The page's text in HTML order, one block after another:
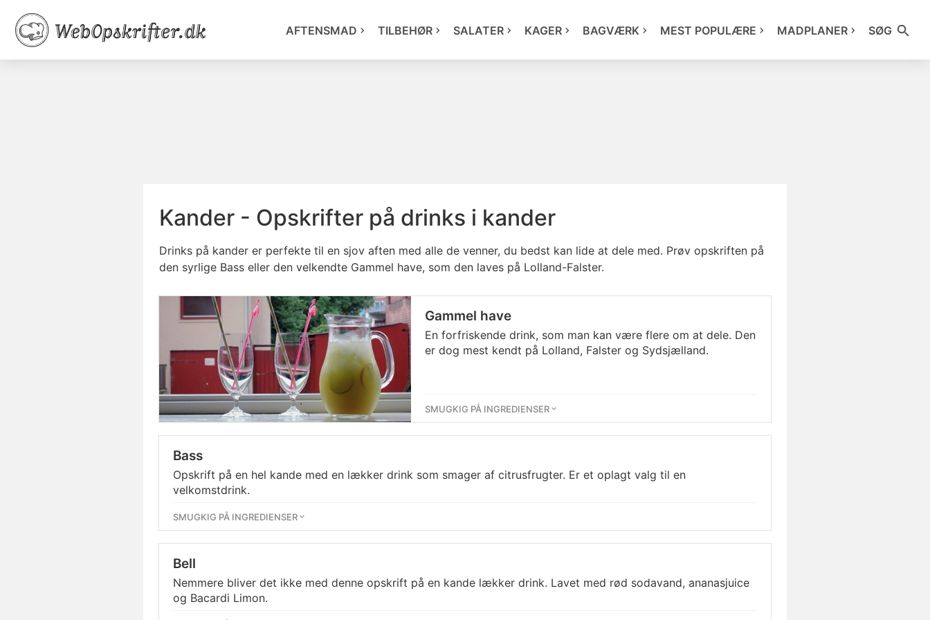
AFTENSMAD TILBEHØR SALATER KAGER BAGVÆRK MEST POPULÆRE MADPLANER SØG
Kander - Opskrifter på drinks i kander
Drinks på kander er perfekte til en sjov aften med alle de venner, du bedst kan lide at dele med. Prøv opskriften på
den syrlige Bass eller den velkendte Gammel have, som den laves på Lolland-Falster.
Gammel have
En forfriskende drink, som man kan være flere om at dele. Den
er dog mest kendt på Lolland, Falster og Sydsjælland.
SMUGKIG PÅ INGREDIENSER
Bass
Opskrift på en hel kande med en lækker drink som smager af citrusfrugter. Er et oplagt valg til en
velkomstdrink.
SMUGKIG PÅ INGREDIENSER
Bell
Nemmere bliver det ikke med denne opskrift på en kande lækker drink. Lavet med rød sodavand, ananasjuice
og Bacardi Limon.